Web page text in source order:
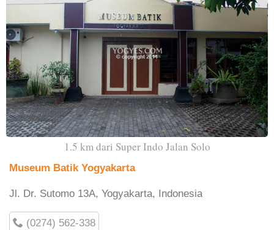
1.5 km dari Super Indo Jalan Solo
Museum Batik Yogyakarta
Jl. Dr. Sutomo 13A, Yogyakarta, Indonesia
(0274) 562-338